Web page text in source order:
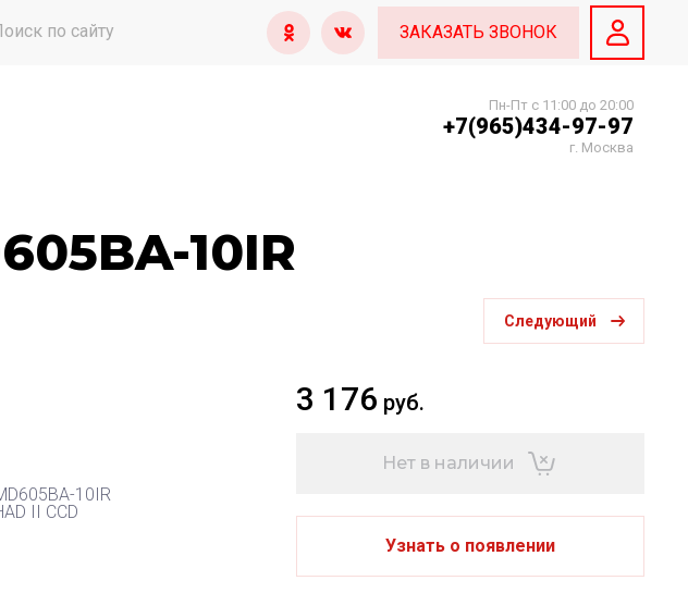
по сайту ЗАКАЗАТЬ ЗВОНОК
Пн-Пт с 11:00 до 20:00
+7(965)434-97-97
г. Москва
10IR
Следующий
10IR
II CCD
3 176 руб.
Нет в наличии
Узнать о появлении